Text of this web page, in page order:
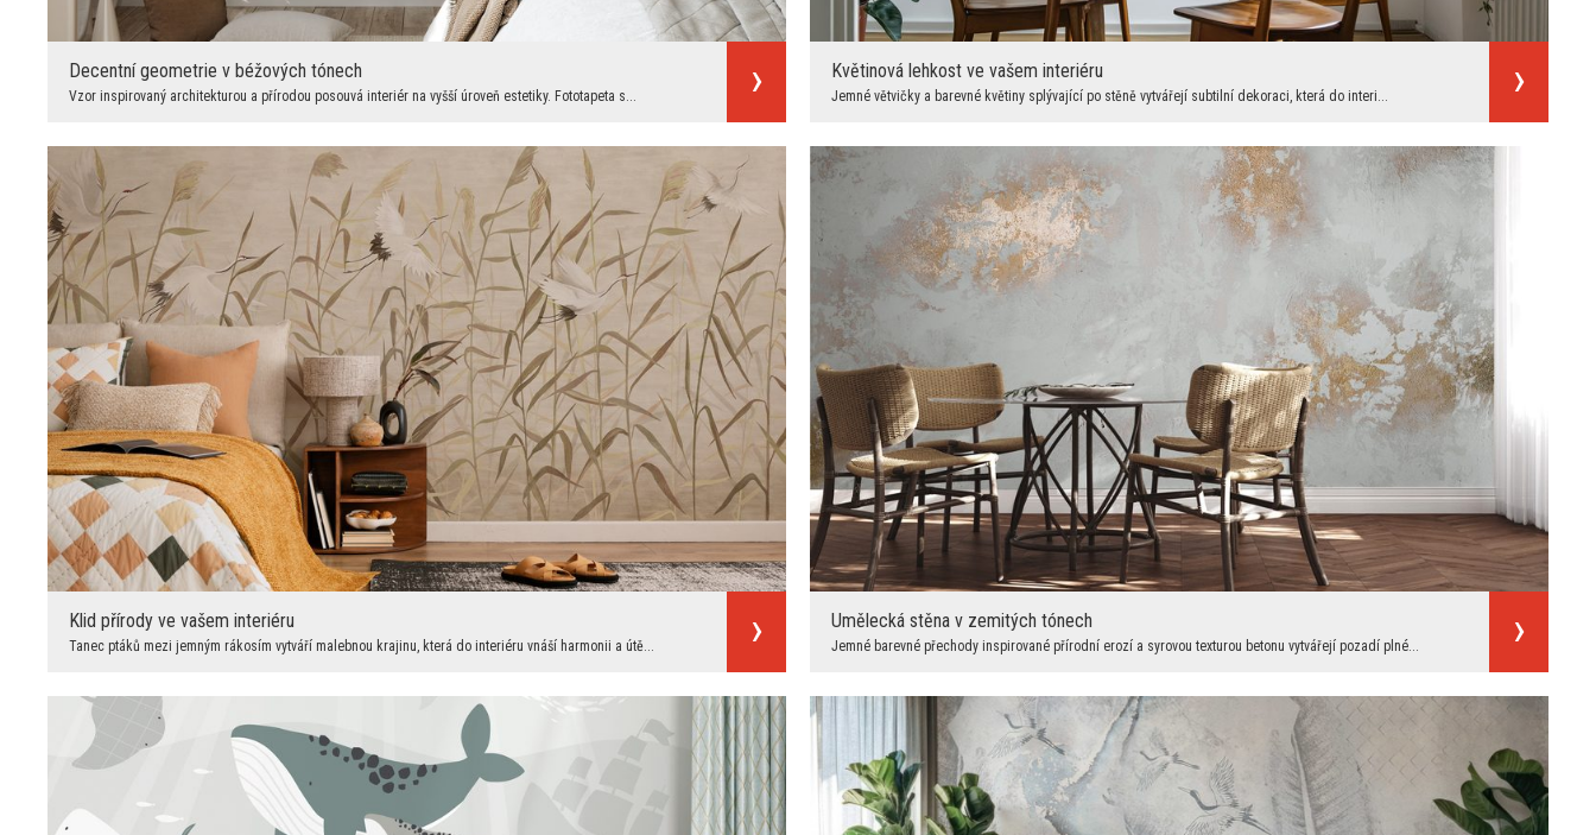
Decentní geometrie v béžových tónech
Vzor inspirovaný architekturou a přírodou posouvá interiér na vyšší úroveň estetiky. Fototapeta s...
Květinová lehkost ve vašem interiéru
Jemné větvičky a barevné květiny splývající po stěně vytvářejí subtilní dekoraci, která do interi...
Klid přírody ve vašem interiéru
Tanec ptáků mezi jemným rákosím vytváří malebnou krajinu, která do interiéru vnáší harmonii a útě...
Umělecká stěna v zemitých tónech
Jemné barevné přechody inspirované přírodní erozí a syrovou texturou betonu vytvářejí pozadí plné...